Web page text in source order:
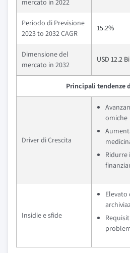
mercato in 2022
Periodo di Previsione
2023 to 2032 CAGR
15.2%
Dimensione del
mercato in 2032
USD 12.2
Principali tendenze
Driver di Crescita
omiche
Ridurre
Insidie e sfide